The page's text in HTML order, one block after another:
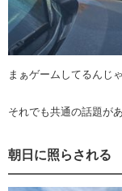
まぁゲームしてるんじ
それでも共通の話題が
朝日に照らされる